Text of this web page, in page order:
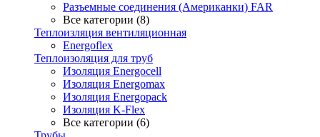
Разъемные соединения (Американки) FAR
Все категории (8)
Теплоизляция вентиляционная
Energoflex
Теплоизоляция для труб
Изоляция Energocell
Изоляция Energomax
Изоляция Energopack
Изоляция K-Flex
Все категории (6)